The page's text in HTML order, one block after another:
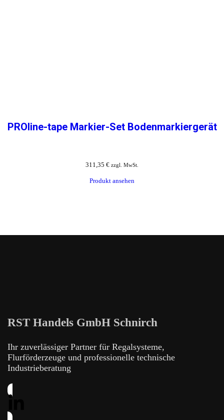
PROline-tape Markier-Set Bodenmarkiergerät
311,35 € zzgl. MwSt.
Produkt ansehen
RST Handels GmbH Schnirch
Ihr zuverlässiger Partner für Regalsysteme,
Flurförderzeuge und professionelle technische
Industrieberatung